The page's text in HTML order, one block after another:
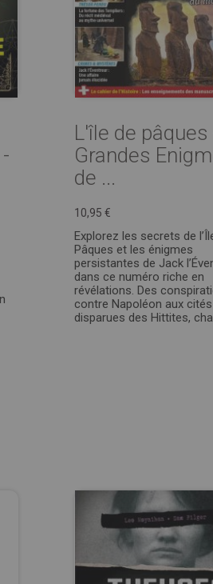
L'île de pâques
Grandes
de ...
10,95 €
Explorez les secrets de
Pâques et les énigmes
persistantes de Jack
dans ce numéro riche en
révélations. Des
contre Napoléon aux cités
disparues des Hittites,